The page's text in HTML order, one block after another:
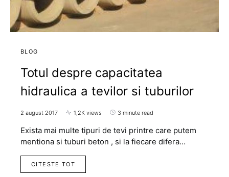
BLOG
Totul despre capacitatea
hidraulica a tevilor si tuburilor
2 august 2017 1,2K views 3 minute read
Exista mai multe tipuri de tevi printre care putem
mentiona si tuburi beton , si la fiecare difera…
CITESTE TOT